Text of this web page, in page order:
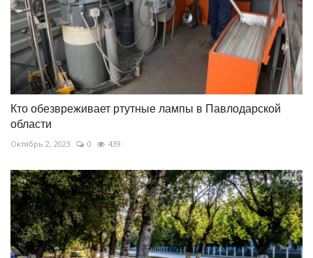
Кто обезвреживает ртутные лампы в Павлодарской
области
Октябрь 2, 2023 0 439